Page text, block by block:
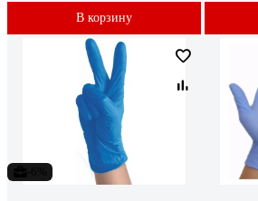
В корзину